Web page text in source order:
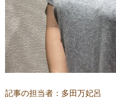
記事の担当者：多田万妃呂